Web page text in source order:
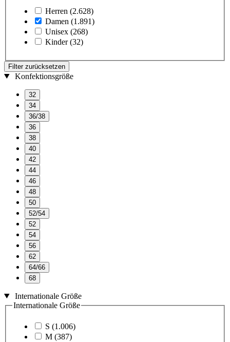
Herren (2.628)
Damen (1.891)
Unisex (268)
Kinder (32)
Filter zurücksetzen
Konfektionsgröße
32
34
36/38
36
38
40
42
44
46
48
50
52/54
52
54
56
62
64/66
68
Internationale Größe
Internationale Größe
S (1.006)
M (387)